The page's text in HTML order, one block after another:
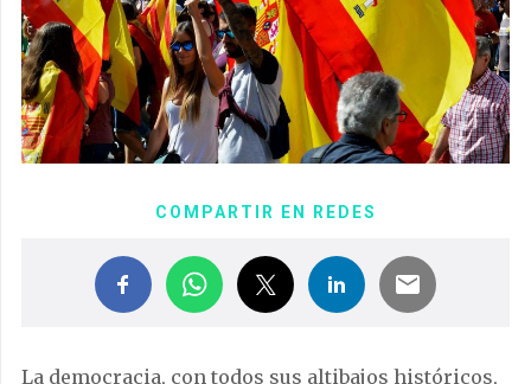
COMPARTIR EN REDES
La democracia, con todos sus altibajos históricos,